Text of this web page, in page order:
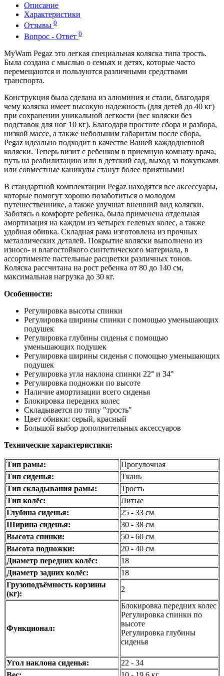
Описание
Характеристики
Отзывы 0
Вопрос - Ответ 0
MyWam Pegaz это легкая специальная коляска типа трость.
Была создана с мыслью о семьях и детях, которые часто
перемещаются и пользуются различными средствами
транспорта.
Конструкция была сделана из алюминия и стали, благодаря
чему коляска имеет высокую надежность (для детей до 40 кг)
при сохранении уникальной легкости (вес коляски без
подставок для ног 10 кг). Благодаря простоте сбора и разбора,
низкой массе, а также небольшим габаритам после сбора,
Pegaz идеально подходит в качестве Вашей каждодневной
коляски. Теперь визит с ребенком в приемную комнату врача,
путь на реабилитацию или в детский сад, выход за покупками
или совместные каникулы станут более приятными!
В стандартной комплектации Pegaz находятся все аксессуары,
которые помогут хорошо позаботиться о молодом
путешественнике, а также улучшат внешний вид коляски.
Заботясь о комфорте ребенка, была применена отдельная
амортизация на каждом из четырех гелевых колес, а также
удобная обивка. Складная рама изготовлена из прочных
металлических деталей. Покрытие коляски выполнено из
износо- и влагостойкого синтетического материала, в
ассортименте пастельные расцветки различных тонов.
Коляска рассчитана на рост ребенка от 80 до 140 см,
максимальная нагрузка до 30 кг.
Особенности:
Регулировка высоты спинки
Регулировка ширины спинки с помощью уменьшающих
подушек
Регулировка глубины сиденья с помощью
уменьшающих подушек
Регулировка ширины сиденья с помощью уменьшающих
подушек
Регулировка угла наклона спинки 22° и 34°
Регулировка подножки по высоте
Наличие амортизации всего сиденья
Блокировка передних колес
Складывается по типу "трость"
Цвет обивки: серый, красный
Большой выбор дополнительных аксессуаров
Технические характеристики:
Тип рамы:
Прогулочная
Тип сиденья:
Ткань
Тип складывания рамы:
Трость
Тип колёс:
Литые
Глубина сиденья:
25 - 33 см
Ширина сиденья:
30 - 38 см
Высота спинки:
50 - 60 см
Высота подножки:
20 - 40 см
Диаметр передних колёс:
18
Диаметр задних колёс:
18
Грузоподъёмность корзины
(кг):
2
Функционал:
Блокировка передних колес
Регулировка спинки по
высоте
Регулировка глубины
сиденья
Угол наклона сиденья:
22 - 34